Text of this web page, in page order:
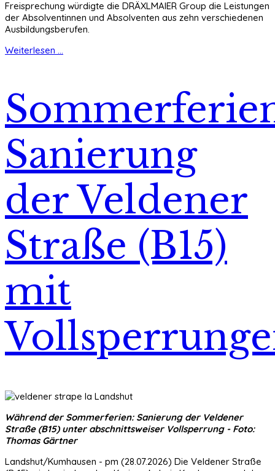
Freisprechung würdigte die DRÄXLMAIER Group die Leistungen
der Absolventinnen und Absolventen aus zehn verschiedenen
Ausbildungsberufen.
Weiterlesen ...
Sanierung
der Veldener
Straße (B15)
mit
Während der Sommerferien: Sanierung der Veldener
Straße (B15) unter abschnittsweiser Vollsperrung - Foto:
Thomas Gärtner
Landshut/Kumhausen - pm (28.07.2026) Die Veldener Straße